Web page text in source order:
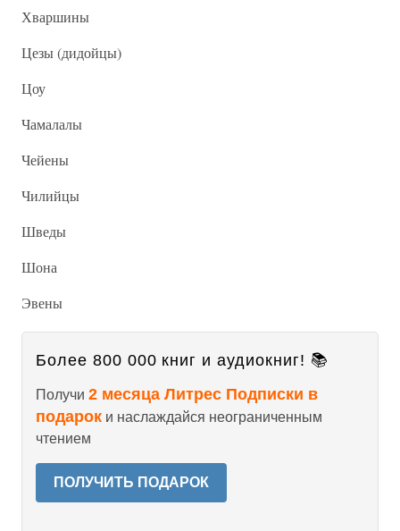
Хваршины
Цезы (дидойцы)
Цоу
Чамалалы
Чейены
Чилийцы
Шведы
Шона
Эвены
Более 800 000 книг и аудиокниг! 📚
Получи 2 месяца Литрес Подписки в
подарок и наслаждайся неограниченным
чтением
ПОЛУЧИТЬ ПОДАРОК